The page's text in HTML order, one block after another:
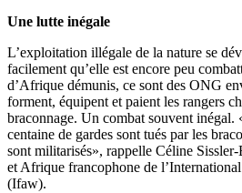
Une lutte inégale
L’exploitation illégale de la nature se
facilement qu’elle est encore peu
d’Afrique démunis, ce sont des ONG
forment, équipent et paient les rangers
braconnage. Un combat souvent inégal.
centaine de gardes sont tués par les
sont militarisés», rappelle Céline
et Afrique francophone de
(Ifaw).